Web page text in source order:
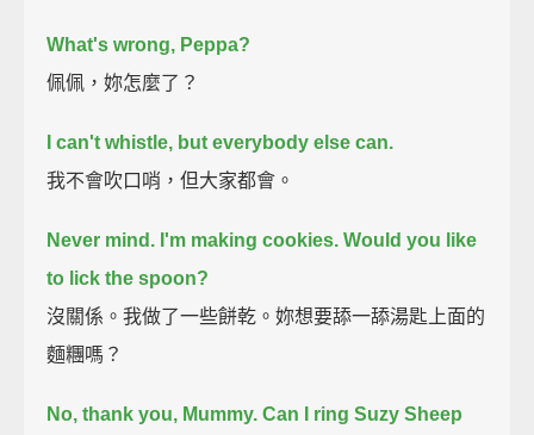
What's wrong, Peppa?
佩佩，妳怎麼了？
I can't whistle, but everybody else can.
我不會吹口哨，但大家都會。
Never mind. I'm making cookies. Would you like
to lick the spoon?
沒關係。我做了一些餅乾。妳想要舔一舔湯匙上面的
麵糰嗎？
No, thank you, Mummy. Can I ring Suzy Sheep